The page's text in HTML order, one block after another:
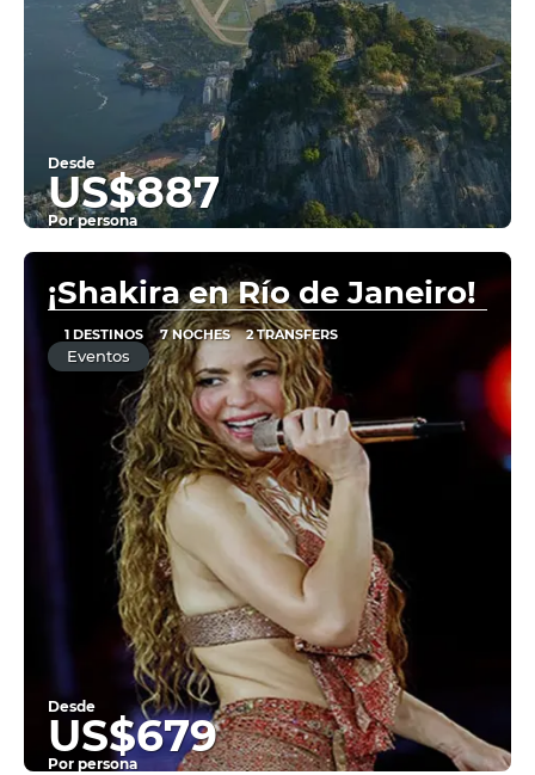
Desde
US$887
Por persona
Ver
¡Shakira en Río de Janeiro!
1 DESTINOS 7 NOCHES 2 TRANSFERS
Eventos
Desde
US$679
Por persona